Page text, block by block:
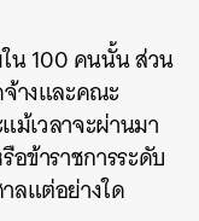
น 100 คนนั้น ส่วน
างและคณะ
ม้เวลาจะผ่านมา
ข้าราชการระดับ
ลแต่อย่างใด